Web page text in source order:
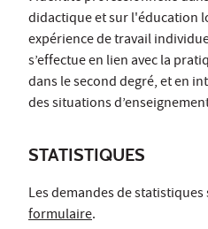
didactique et sur l'éducation
expérience de travail
s’effectue en lien avec la
dans le second degré, et en
des situations
STATISTIQUES
Les demandes de
formulaire.